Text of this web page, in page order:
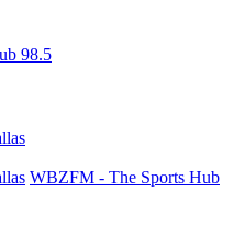
98.5
WBZFM - The Sports Hub